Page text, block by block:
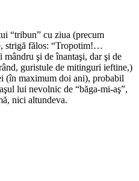
“tribun” cu ziua (precum
strigă fălos: “Tropotim!…
mândru şi de înantaşi, dar şi de
guristule de mitinguri ieftine,)
(în maximum doi ani), probabil
lui nevolnic de “băga-mi-aş”,
nici altundeva.